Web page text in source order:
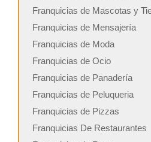
Franquicias de Mascotas y
Franquicias de Mensajería
Franquicias de Moda
Franquicias de Ocio
Franquicias de Panadería
Franquicias de Peluqueria
Franquicias de Pizzas
Franquicias De Restaurantes